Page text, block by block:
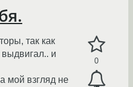
0
так как
и
мой взгляд не